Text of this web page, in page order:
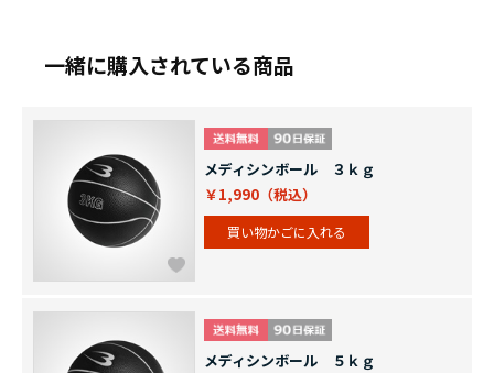
一緒に購入されている商品
メディシンボール ３ｋｇ
￥1,990
買い物かごに入れる
メディシンボール ５ｋｇ